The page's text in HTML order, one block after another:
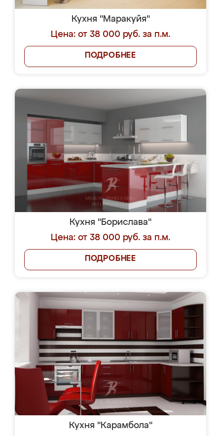
Кухня "Маракуйя"
Цена: от 38 000 руб. за п.м.
ПОДРОБНЕЕ
Кухня "Борислава"
Цена: от 38 000 руб. за п.м.
ПОДРОБНЕЕ
Кухня "Карамбола"